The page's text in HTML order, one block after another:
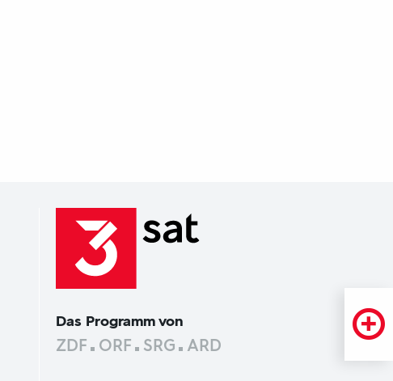
Das Programm von
ZDF ORF SRG ARD